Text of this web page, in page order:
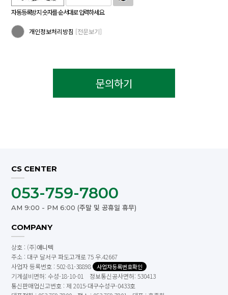
자동등록방지 숫자를 순서대로 입력하세요.
개인정보처리방침 [전문보기]
문의하기
CS CENTER
053-759-7800
AM 9:00 - PM 6:00 (주말 및 공휴일 휴무)
COMPANY
상호 : (주)애니텍
주소 : 대구 달서구 파도고개로 75 우.42667
사업자 등록번호 : 502-81-38898 사업자등록번호확인
기계설비면허: 수성-18-10-01 정보통신공사면허: 530413
통신판매업신고번호 : 제 2015-대구수성구-0433호